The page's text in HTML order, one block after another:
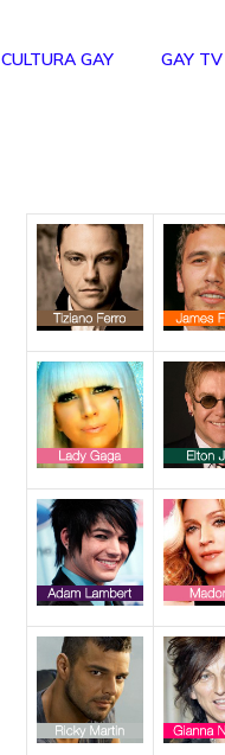
CULTURA GAY GAY TV